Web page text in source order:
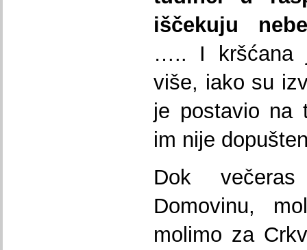
iščekuju
….. I kršćana
više, iako su
je postavio na
im nije
Dok
Domovinu,
molimo za